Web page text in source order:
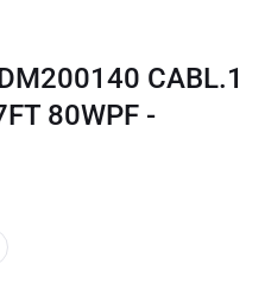
CABL.1
80WPF -